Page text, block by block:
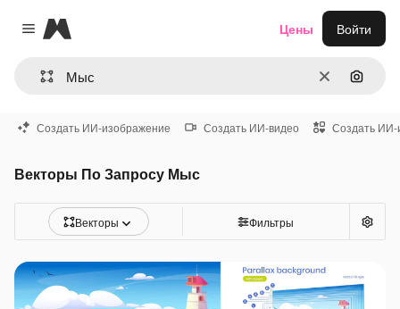
Close menu
Magnific
ОчиститьПоиск
Цены Войти
Создать ИИ-изображение Создать ИИ-видео Создать ИИ-
Векторы По Запросу Мыс
Векторы Фильтры